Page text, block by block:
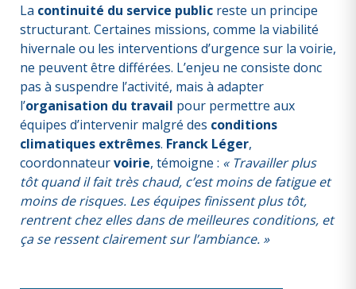
La continuité du service public reste un principe
structurant. Certaines missions, comme la viabilité
hivernale ou les interventions d’urgence sur la voirie,
ne peuvent être différées. L’enjeu ne consiste donc
pas à suspendre l’activité, mais à adapter
l’organisation du travail pour permettre aux
équipes d’intervenir malgré des conditions
climatiques extrêmes. Franck Léger,
coordonnateurvoirie, témoigne : « Travailler plus
tôt quand il fait très chaud, c’est moins de fatigue et
moins de risques. Les équipes finissent plus tôt,
rentrent chez elles dans de meilleures conditions, et
ça se ressent clairement sur l’ambiance. »